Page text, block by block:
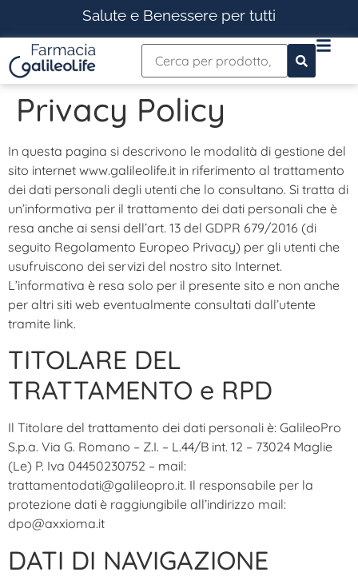
Salute e Benessere per tutti
Privacy Policy
In questa pagina si descrivono le modalità di gestione del
sito internet www.galileolife.it in riferimento al trattamento
dei dati personali degli utenti che lo consultano. Si tratta di
un’informativa per il trattamento dei dati personali che è
resa anche ai sensi dell’art. 13 del GDPR 679/2016 (di
seguito Regolamento Europeo Privacy) per gli utenti che
usufruiscono dei servizi del nostro sito Internet.
L’informativa è resa solo per il presente sito e non anche
per altri siti web eventualmente consultati dall’utente
tramite link.
TITOLARE DEL
TRATTAMENTO e RPD
Il Titolare del trattamento dei dati personali è: GalileoPro
S.p.a. Via G. Romano – Z.I. – L.44/B int. 12 – 73024 Maglie
(Le) P. Iva 04450230752 – mail:
trattamentodati@galileopro.it. Il responsabile per la
protezione dati è raggiungibile all’indirizzo mail:
dpo@axxioma.it
DATI DI NAVIGAZIONE